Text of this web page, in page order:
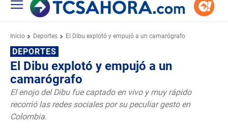
Inicio Deportes El Dibu explotó y empujó a un camarógrafo
DEPORTES
El Dibu explotó y empujó a un
camarógrafo
El enojo del Dibu fue captado en vivo y muy rápido
recorrió las redes sociales por su peculiar gesto en
Colombia.